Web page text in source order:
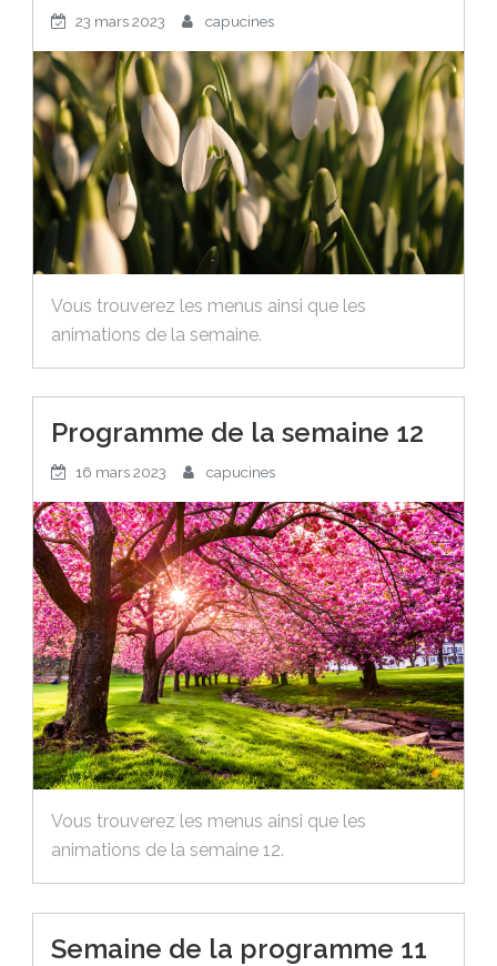
23 mars 2023 capucines
Vous trouverez les menus ainsi que les
animations de la semaine.
Programme de la semaine 12
16 mars 2023 capucines
Vous trouverez les menus ainsi que les
animations de la semaine 12.
Semaine de la programme 11